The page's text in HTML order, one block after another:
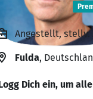
Kraft
Angestellt, stellv.
Fulda,
Dich ein, um